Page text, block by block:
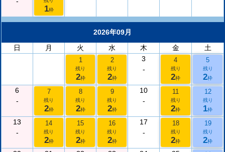
1枠
2026年09月
日
月 火 水 木 金 土
1
残り
2枠
2
残り
2枠
3
-
4
残り
2枠
5
残り
2枠
6
-
7
残り
2枠
8
残り
2枠
9
残り
2枠
10
-
11
残り
2枠
12
残り
1枠
13
-
14
残り
2枠
15
残り
2枠
16
残り
2枠
17
-
18
残り
2枠
19
残り
2枠